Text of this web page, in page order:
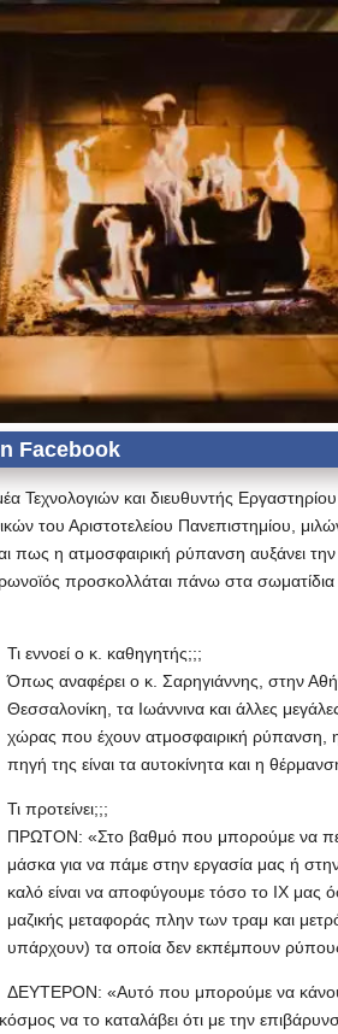
Τεχνολογιών και διευθυντής Εργαστηρίου
του Αριστοτελείου Πανεπιστημίου,
πως η ατμοσφαιρική ρύπανση αυξάνει
προσκολλάται πάνω στα
Τι εννοεί ο κ. καθηγητής;;;
Όπως αναφέρει ο κ. Σαρηγιάννης, στην
Θεσσαλονίκη, τα Ιωάννινα και άλλες
χώρας που έχουν ατμοσφαιρική ρύπανση,
πηγή της είναι τα αυτοκίνητα και η
Τι προτείνει;;;
ΠΡΩΤΟΝ: «Στο βαθμό που μπορούμε να
μάσκα για να πάμε στην εργασία μας ή
καλό είναι να αποφύγουμε τόσο το ΙΧ μας
μαζικής μεταφοράς πλην των τραμ και
υπάρχουν) τα οποία δεν εκπέμπουν
ΔΕΥΤΕΡΟΝ: «Αυτό που μπορούμε να
να το καταλάβει ότι με την